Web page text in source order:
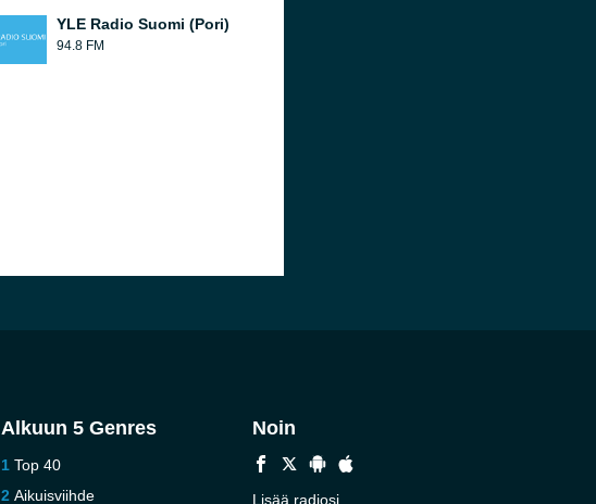
YLE Radio Suomi (Pori)
94.8 FM
Alkuun 5 Genres
Top 40
Aikuisviihde
Noin
Lisää radiosi